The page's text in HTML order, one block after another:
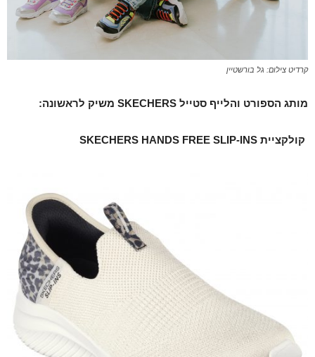
קרדיט צילום: גל בורשטיין
מותג הספורט והלייף סטייל SKECHERS משיק לראשונה:
קולקציית SKECHERS HANDS FREE SLIP-INS